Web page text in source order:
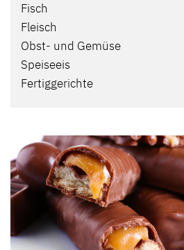
Fisch
Fleisch
Obst- und Gemüse
Speiseeis
Fertiggerichte